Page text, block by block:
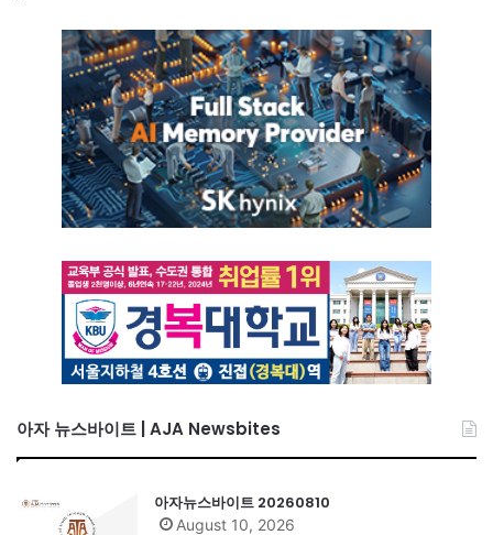
아자 뉴스바이트 | AJA Newsbites
아자뉴스바이트 20260810
August 10, 2026